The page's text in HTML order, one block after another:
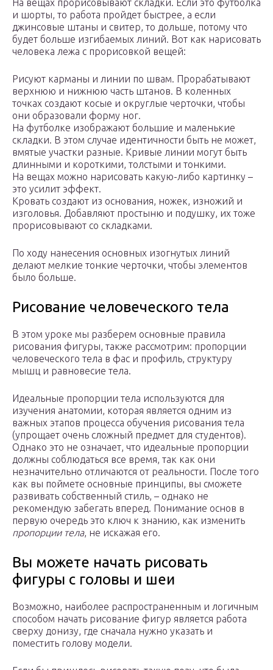
На вещах прорисовывают складки. Если это футболка
и шорты, то работа пройдет быстрее, а если
джинсовые штаны и свитер, то дольше, потому что
будет больше изгибаемых линий. Вот как нарисовать
человека лежа с прорисовкой вещей:
Рисуют карманы и линии по швам. Прорабатывают
верхнюю и нижнюю часть штанов. В коленных
точках создают косые и округлые черточки, чтобы
они образовали форму ног.
На футболке изображают большие и маленькие
складки. В этом случае идентичности быть не может,
вмятые участки разные. Кривые линии могут быть
длинными и короткими, толстыми и тонкими.
На вещах можно нарисовать какую-либо картинку –
это усилит эффект.
Кровать создают из основания, ножек, изножий и
изголовья. Добавляют простыню и подушку, их тоже
прорисовывают со складками.
По ходу нанесения основных изогнутых линий
делают мелкие тонкие черточки, чтобы элементов
было больше.
Рисование человеческого тела
В этом уроке мы разберем основные правила
рисования фигуры, также рассмотрим: пропорции
человеческого тела в фас и профиль, структуру
мышц и равновесие тела.
Идеальные пропорции тела используются для
изучения анатомии, которая является одним из
важных этапов процесса обучения рисования тела
(упрощает очень сложный предмет для студентов).
Однако это не означает, что идеальные пропорции
должны соблюдаться все время, так как они
незначительно отличаются от реальности. После того
как вы поймете основные принципы, вы сможете
развивать собственный стиль, – однако не
рекомендую забегать вперед. Понимание основ в
первую очередь это ключ к знанию, как изменить
пропорции тела, не искажая его.
Вы можете начать рисовать
фигуры с головы и шеи
Возможно, наиболее распространенным и логичным
способом начать рисование фигур является работа
сверху донизу, где сначала нужно указать и
поместить голову модели.